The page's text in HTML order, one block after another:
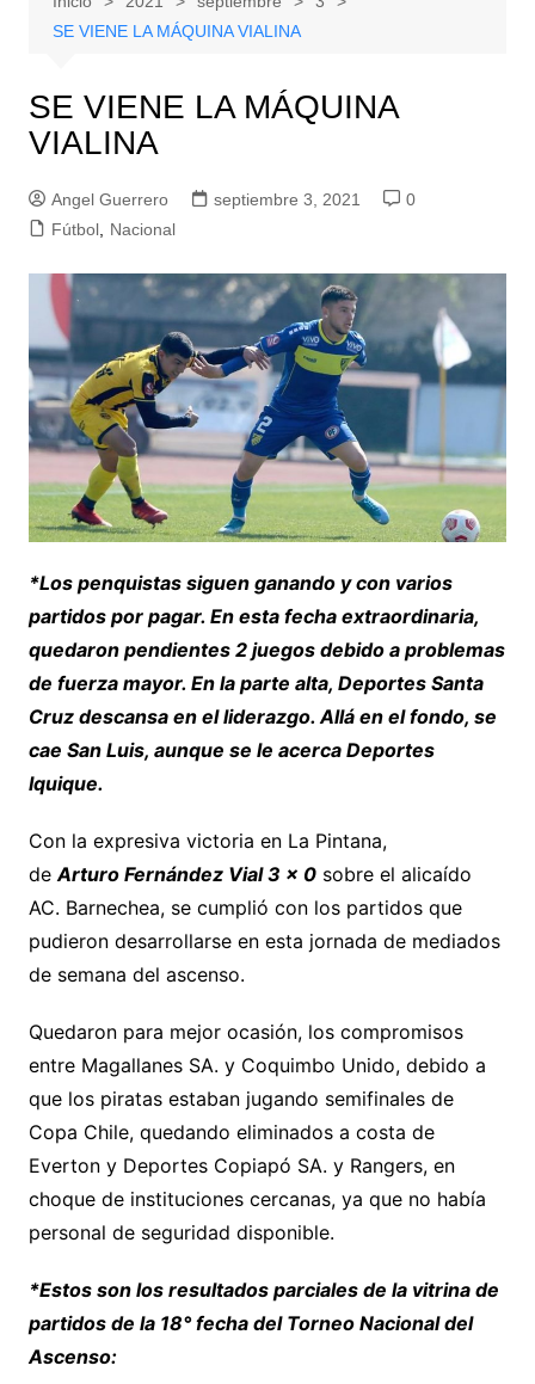
SE VIENE LA MÁQUINA VIALINA
SE VIENE LA MÁQUINA
VIALINA
Angel Guerrero septiembre 3, 2021
0
Fútbol, Nacional
*Los penquistas siguen ganando y con varios
partidos por pagar. En esta fecha extraordinaria,
quedaron pendientes 2 juegos debido a problemas
de fuerza mayor. En la parte alta, Deportes Santa
Cruz descansa en el liderazgo. Allá en el fondo, se
cae San Luis, aunque se le acerca Deportes
Iquique.
Con la expresiva victoria en La Pintana,
deArturo Fernández Vial 3 x 0 sobre el alicaído
AC. Barnechea, se cumplió con los partidos que
pudieron desarrollarse en esta jornada de mediados
de semana del ascenso.
Quedaron para mejor ocasión, los compromisos
entre Magallanes SA. y Coquimbo Unido, debido a
que los piratas estaban jugando semifinales de
Copa Chile, quedando eliminados a costa de
Everton y Deportes Copiapó SA. y Rangers, en
choque de instituciones cercanas, ya que no había
personal de seguridad disponible.
*Estos son los resultados parciales de la vitrina de
partidos de la 18° fecha del Torneo Nacional del
Ascenso: